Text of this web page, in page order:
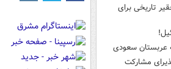
تاریخی برای
عربستان سعودی
مشارکت